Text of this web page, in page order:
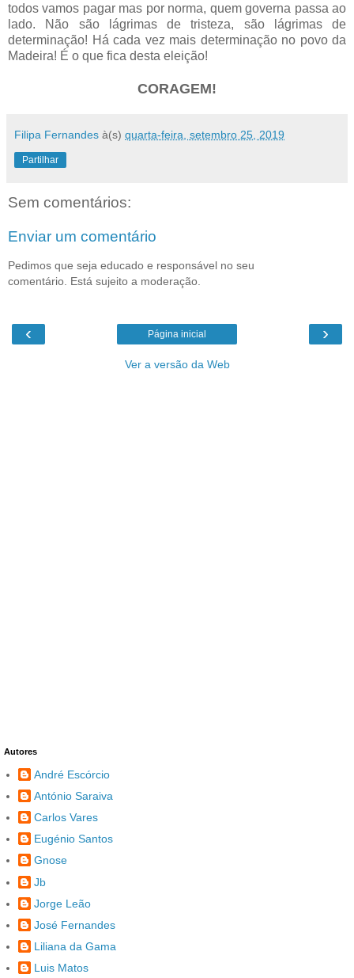
todos vamos pagar mas por norma, quem governa passa ao
lado. Não são lágrimas de tristeza, são lágrimas de
determinação! Há cada vez mais determinação no povo da
Madeira! É o que fica desta eleição!
CORAGEM!
Filipa Fernandes à(s) quarta-feira, setembro 25, 2019
Partilhar
Sem comentários:
Enviar um comentário
Pedimos que seja educado e responsável no seu
comentário. Está sujeito a moderação.
‹ ›
Página inicial
Ver a versão da Web
Autores
André Escórcio
António Saraiva
Carlos Vares
Eugénio Santos
Gnose
Jb
Jorge Leão
José Fernandes
Liliana da Gama
Luis Matos